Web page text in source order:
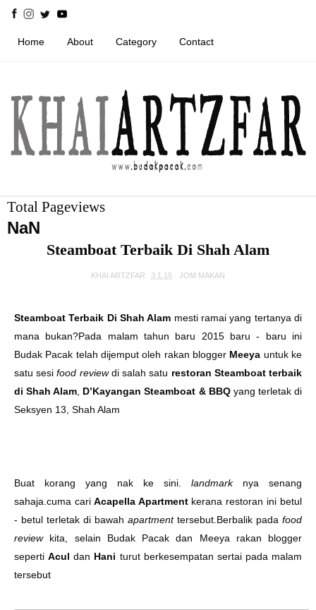
Home About Category Contact
Total Pageviews
NaN
Steamboat Terbaik Di Shah Alam
KHAI ARTZFAR 3.1.15 JOM MAKAN
Steamboat Terbaik Di Shah Alam mesti ramai yang tertanya di
mana bukan?Pada malam tahun baru 2015 baru - baru ini
Budak Pacak telah dijemput oleh rakan blogger Meeya untuk ke
satu sesifood reviewdi salah satu restoran Steamboat terbaik
di Shah Alam D’Kayangan Steamboat & BBQyang terletak di
Seksyen 13, Shah Alam
Buat korang yang nak ke sini. landmarknya senang
sahaja.cuma cariAcapella Apartmentkerana restoran ini betul
- betul terletak di bawah apartmenttersebut.Berbalik pada food
review kita, selain Budak Pacak dan Meeya rakan blogger
sepertiAcul dan Hani turut berkesempatan sertai pada malam
tersebut